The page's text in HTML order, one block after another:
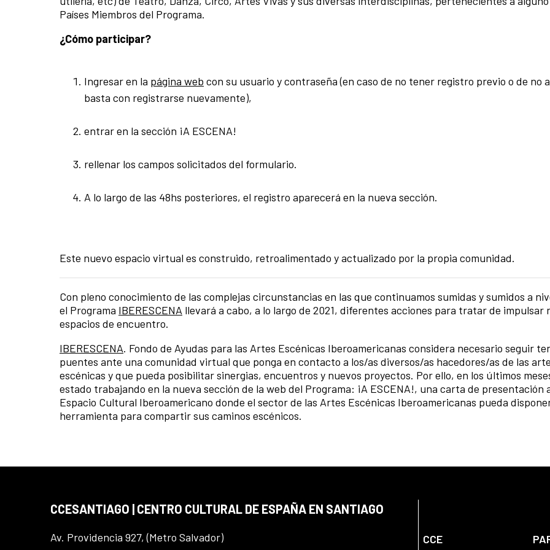
Países Miembros del Programa.
¿Cómo participar?
Ingresar en la página web con su usuario y contraseña (en caso de no tener registro previo o de no
basta con registrarse nuevamente),
entrar en la sección ¡A ESCENA!
rellenar los campos solicitados del formulario.
A lo largo de las 48hs posteriores, el registro aparecerá en la nueva sección.
Este nuevo espacio virtual es construido, retroalimentado y actualizado por la propia comunidad.
Con pleno conocimiento de las complejas circunstancias en las que continuamos sumidas y sumidos a
el Programa IBERESCENA llevará a cabo, a lo largo de 2021, diferentes acciones para tratar de impulsar
espacios de encuentro.
IBERESCENA. Fondo de Ayudas para las Artes Escénicas Iberoamericanas considera necesario seguir
puentes ante una comunidad virtual que ponga en contacto a los/as diversos/as hacedores/as de las
escénicas y que pueda posibilitar sinergias, encuentros y nuevos proyectos. Por ello, en los últimos
estado trabajando en la nueva sección de la web del Programa: ¡A ESCENA!, una carta de presentación
Espacio Cultural Iberoamericano donde el sector de las Artes Escénicas Iberoamericanas pueda
herramienta para compartir sus caminos escénicos.
CCESANTIAGO | CENTRO CULTURAL DE ESPAÑA EN SANTIAGO
Av. Providencia 927, (Metro Salvador)
CCE